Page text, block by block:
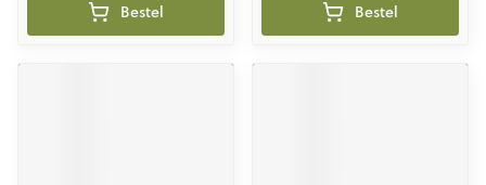
Bestel Bestel